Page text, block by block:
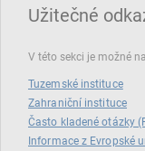
Užitečné
V této sekci je možné
Tuzemské instituce
Zahraniční instituce
Často kladené otázky
Informace z Evropské